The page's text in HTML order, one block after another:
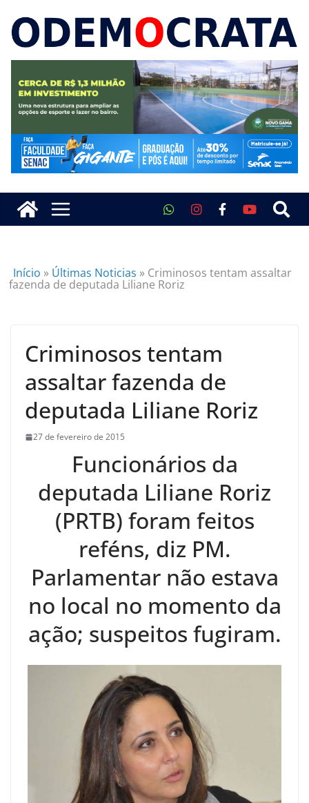
Início » Últimas Noticias » Criminosos tentam assaltar
fazenda de deputada Liliane Roriz
Criminosos tentam
assaltar fazenda de
deputada Liliane Roriz
27 de fevereiro de 2015
Funcionários da
deputada Liliane Roriz
(PRTB) foram feitos
reféns, diz PM.
Parlamentar não estava
no local no momento da
ação; suspeitos fugiram.